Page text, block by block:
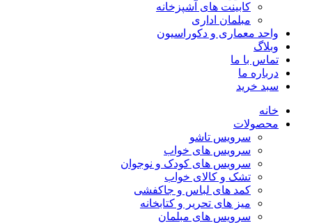
کابینت های آشپزخانه
مبلمان اداری
واحد معماری و دکوراسیون
وبلاگ
تماس با ما
درباره ما
سبد خرید
خانه
محصولات
سرویس تاشو
سرویس های خواب
سرویس های کودک و نوجوان
تشک و کالای خواب
کمد های لباس و جاکفشی
میز های تحریر و کتابخانه
سرویس های مبلمان